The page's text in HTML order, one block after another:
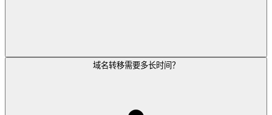
域名转移需要多长时间？